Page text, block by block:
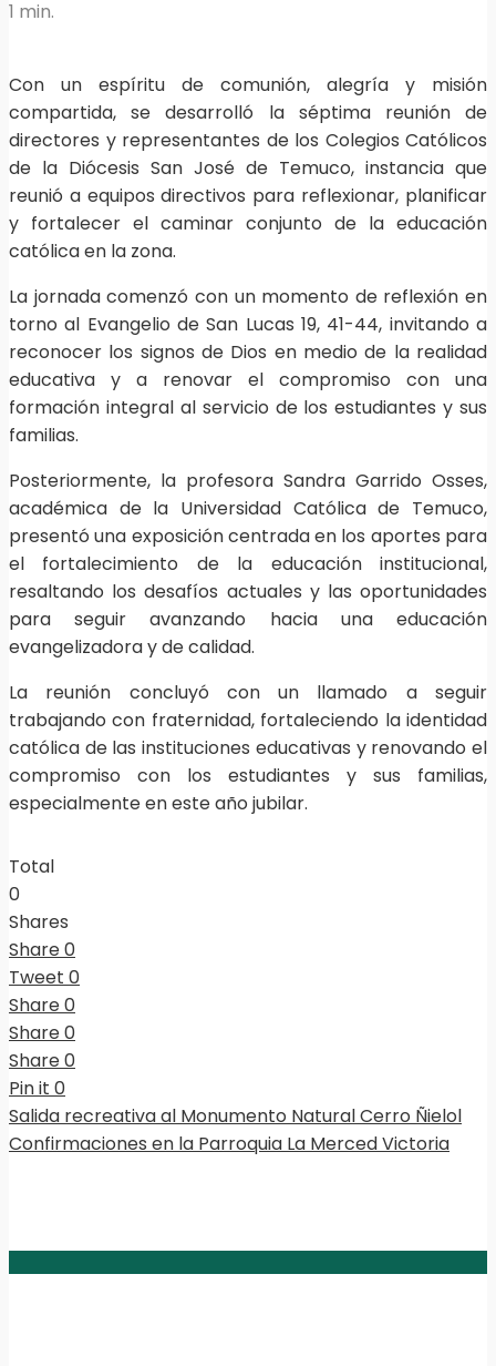
1 min.
Con un espíritu de comunión, alegría y misión
compartida, se desarrolló la séptima reunión de
directores y representantes de los Colegios Católicos
de la Diócesis San José de Temuco, instancia que
reunió a equipos directivos para reflexionar, planificar
y fortalecer el caminar conjunto de la educación
católica en la zona.
La jornada comenzó con un momento de reflexión en
torno al Evangelio de San Lucas 19, 41-44, invitando a
reconocer los signos de Dios en medio de la realidad
educativa y a renovar el compromiso con una
formación integral al servicio de los estudiantes y sus
familias.
Posteriormente, la profesora Sandra Garrido Osses,
académica de la Universidad Católica de Temuco,
presentó una exposición centrada en los aportes para
el fortalecimiento de la educación institucional,
resaltando los desafíos actuales y las oportunidades
para seguir avanzando hacia una educación
evangelizadora y de calidad.
La reunión concluyó con un llamado a seguir
trabajando con fraternidad, fortaleciendo la identidad
católica de las instituciones educativas y renovando el
compromiso con los estudiantes y sus familias,
especialmente en este año jubilar.
Total
0
Shares
Share0
Tweet 0
Share0
Share0
Share0
Pin it 0
Salida recreativa al Monumento Natural Cerro Ñielol
Confirmaciones en la Parroquia La Merced Victoria